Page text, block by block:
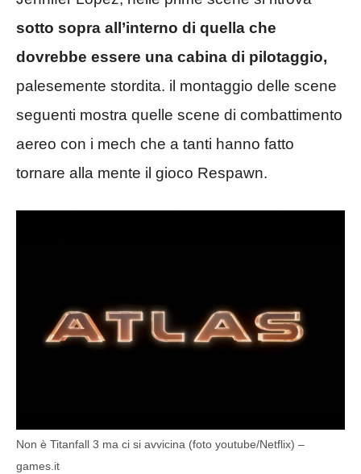
sotto sopra all’interno di quella che
dovrebbe essere una cabina di pilotaggio,
palesemente stordita. il montaggio delle scene
seguenti mostra quelle scene di combattimento
aereo con i mech che a tanti hanno fatto
tornare alla mente il gioco Respawn.
Non è Titanfall 3 ma ci si avvicina (foto youtube/Netflix) –
games.it